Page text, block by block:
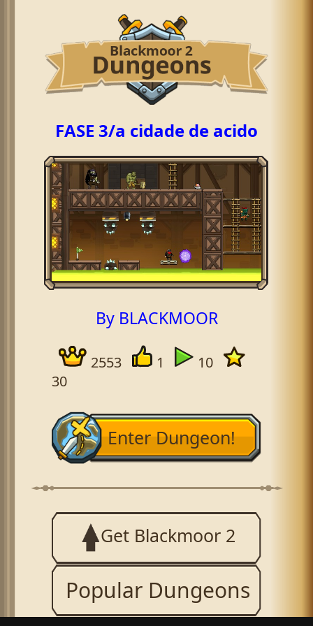
FASE 3/a cidade de acido
By BLACKMOOR
2553 1
10
30
Enter Dungeon!
Get Blackmoor 2
Popular Dungeons